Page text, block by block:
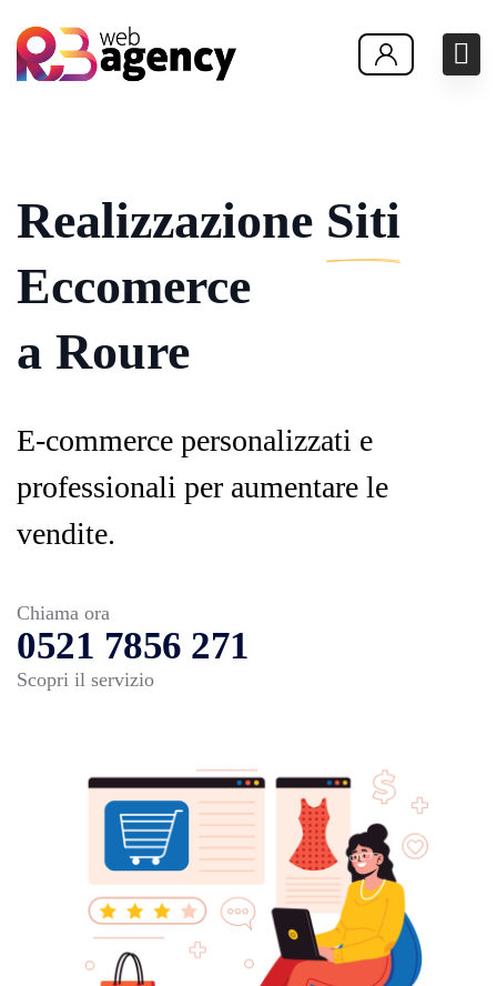
Realizzazione Siti
Eccomerce
a Roure
E-commerce personalizzati e
professionali per aumentare le
vendite.
Chiama ora
0521 7856 271
Scopri il servizio